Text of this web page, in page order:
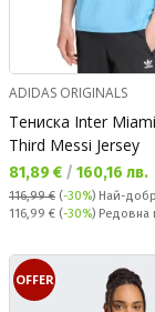
ADIDAS ORIGINALS
Тениска Inter
Third Messi Jersey
Текуща цена:
81,89 € / 160,16 лв.
116,99 € (-30%) Най-
Редовна цена:
116,99 € (-30%) Редовна
OFFER